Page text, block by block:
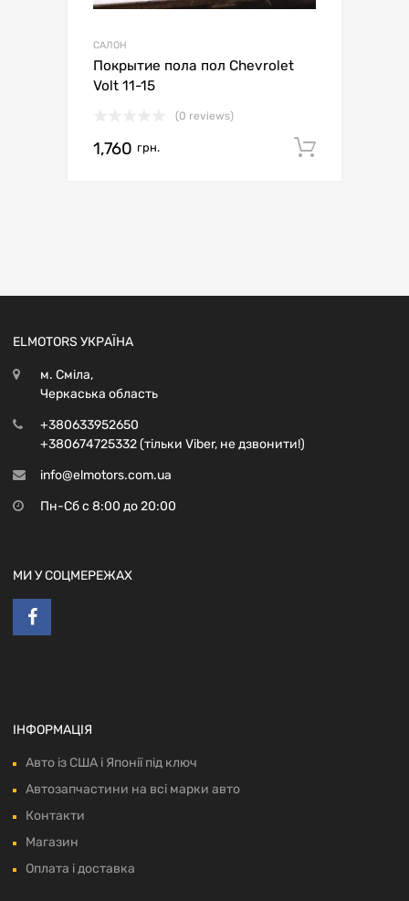
САЛОН
Покрытие пола пол Chevrolet
Volt 11-15
(0 reviews)
1,760 грн.
ELMOTORS УКРАЇНА
м. Сміла,
Черкаська область
+380633952650
+380674725332 (тільки Viber, не дзвонити!)
info@elmotors.com.ua
Пн-Сб с 8:00 до 20:00
МИ У СОЦМЕРЕЖАХ
ІНФОРМАЦІЯ
Авто із США і Японії під ключ
Автозапчастини на всі марки авто
Контакти
Магазин
Оплата і доставка